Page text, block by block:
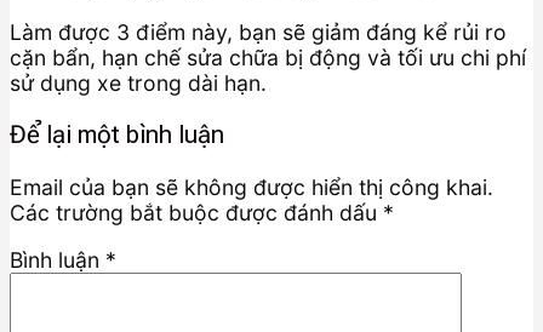
Làm được 3 điểm này, bạn sẽ giảm đáng kể rủi ro
cặn bẩn, hạn chế sửa chữa bị động và tối ưu chi phí
sử dụng xe trong dài hạn.
Để lại một bình luận
Email của bạn sẽ không được hiển thị công khai.
Các trường bắt buộc được đánh dấu *
Bình luận *